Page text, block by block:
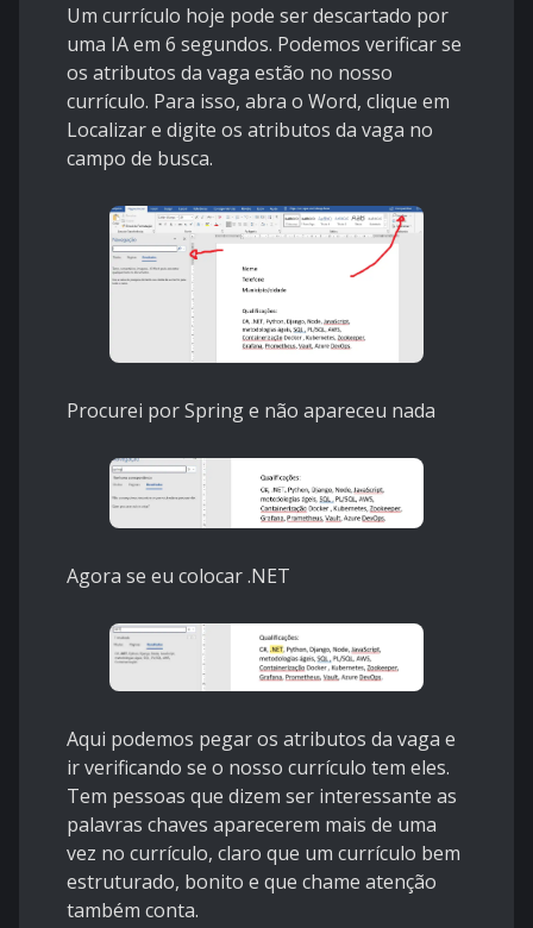
Um currículo hoje pode ser descartado por
uma IA em 6 segundos. Podemos verificar se
os atributos da vaga estão no nosso
currículo. Para isso, abra o Word, clique em
Localizar e digite os atributos da vaga no
campo de busca.
Procurei por Spring e não apareceu nada
Agora se eu colocar .NET
Aqui podemos pegar os atributos da vaga e
ir verificando se o nosso currículo tem eles.
Tem pessoas que dizem ser interessante as
palavras chaves aparecerem mais de uma
vez no currículo, claro que um currículo bem
estruturado, bonito e que chame atenção
também conta.